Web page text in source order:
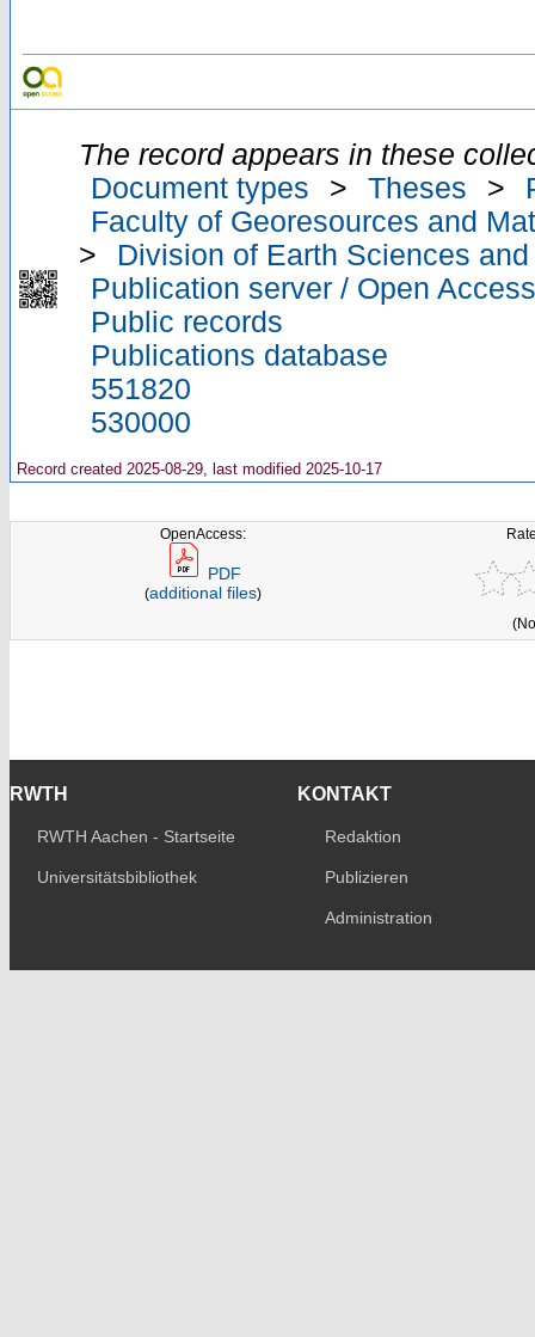
The record appears in these
Document types
> Theses >
Faculty of Georesources and
>
Division of Earth Sciences
Publication server / Open Access
Public records
Publications database
551820
530000
Record created 2025-08-29, last modified 2025-10-17
OpenAccess:
PDF
(additional files)
RWTH
RWTH Aachen - Startseite
Universitätsbibliothek
KONTAKT
Redaktion
Publizieren
Administration